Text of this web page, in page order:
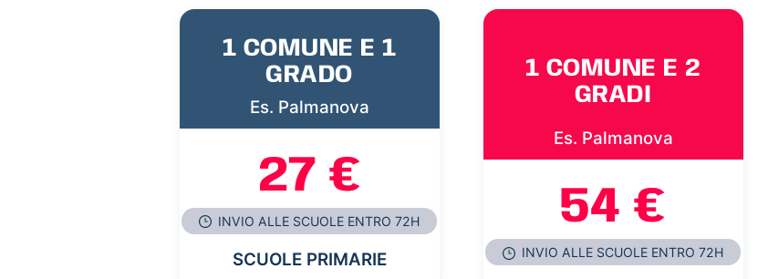
1 COMUNE E 1
GRADO
Es. Palmanova
27 €
INVIO ALLE SCUOLE ENTRO 72H
SCUOLE PRIMARIE
1 COMUNE E 2
GRADI
Es. Palmanova
54 €
INVIO ALLE SCUOLE ENTRO 72H